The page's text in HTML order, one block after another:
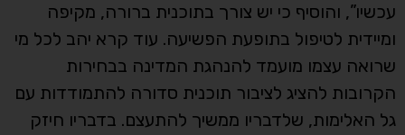
עכשיו”, והוסיף כי יש צורך בתוכנית ברורה, מקיפה
ומיידית לטיפול בתופעת הפשיעה. עוד קרא יהב לכל מי
שרואה עצמו מועמד להנהגת המדינה בבחירות
הקרובות להציג לציבור תוכנית סדורה להתמודדות עם
גל האלימות, שלדבריו ממשיך להתעצם. בדבריו חיזק